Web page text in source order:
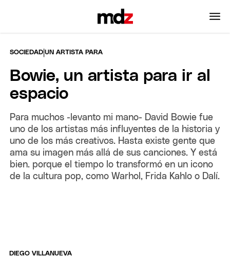
SOCIEDAD |UN ARTISTA PARA
Bowie, un artista para ir al
espacio
Para muchos -levanto mi mano- David Bowie fue
uno de los artistas más influyentes de la historia y
uno de los más creativos. Hasta existe gente que
ama su imagen más allá de sus canciones. Y está
bien. porque el tiempo lo transformó en un icono
de la cultura pop, como Warhol, Frida Kahlo o Dalí.
DIEGO VILLANUEVA